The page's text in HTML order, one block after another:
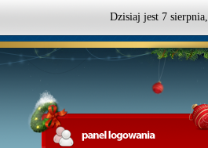
Dzisiaj jest 7 sierpnia,